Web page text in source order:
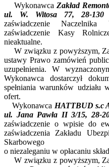
Wykonawca Zakład
ul. W. Witosa 77,
28-130
zaświadczenie
zaświadczenie Kasy
nieaktualne.
W związku z powyższym,
ustawy Prawo zamówień
uzupełnienia. W
Wykonawca dostarczył
spełniania warunków udziału
ofert.
Wykonawca HATTBUD s.c
ul. Jana Pawła II 3/15, 28-
zaświadczenie o wpisie do
zaświadczenia Zakładu
Skarbowego
o niezaleganiu w opłacaniu
W związku z powyższym,